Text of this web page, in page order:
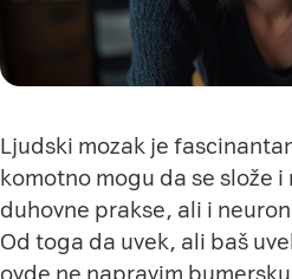
Ljudski mozak je
komotno mogu da se slože
duhovne prakse, ali i
Od toga da uvek, ali baš